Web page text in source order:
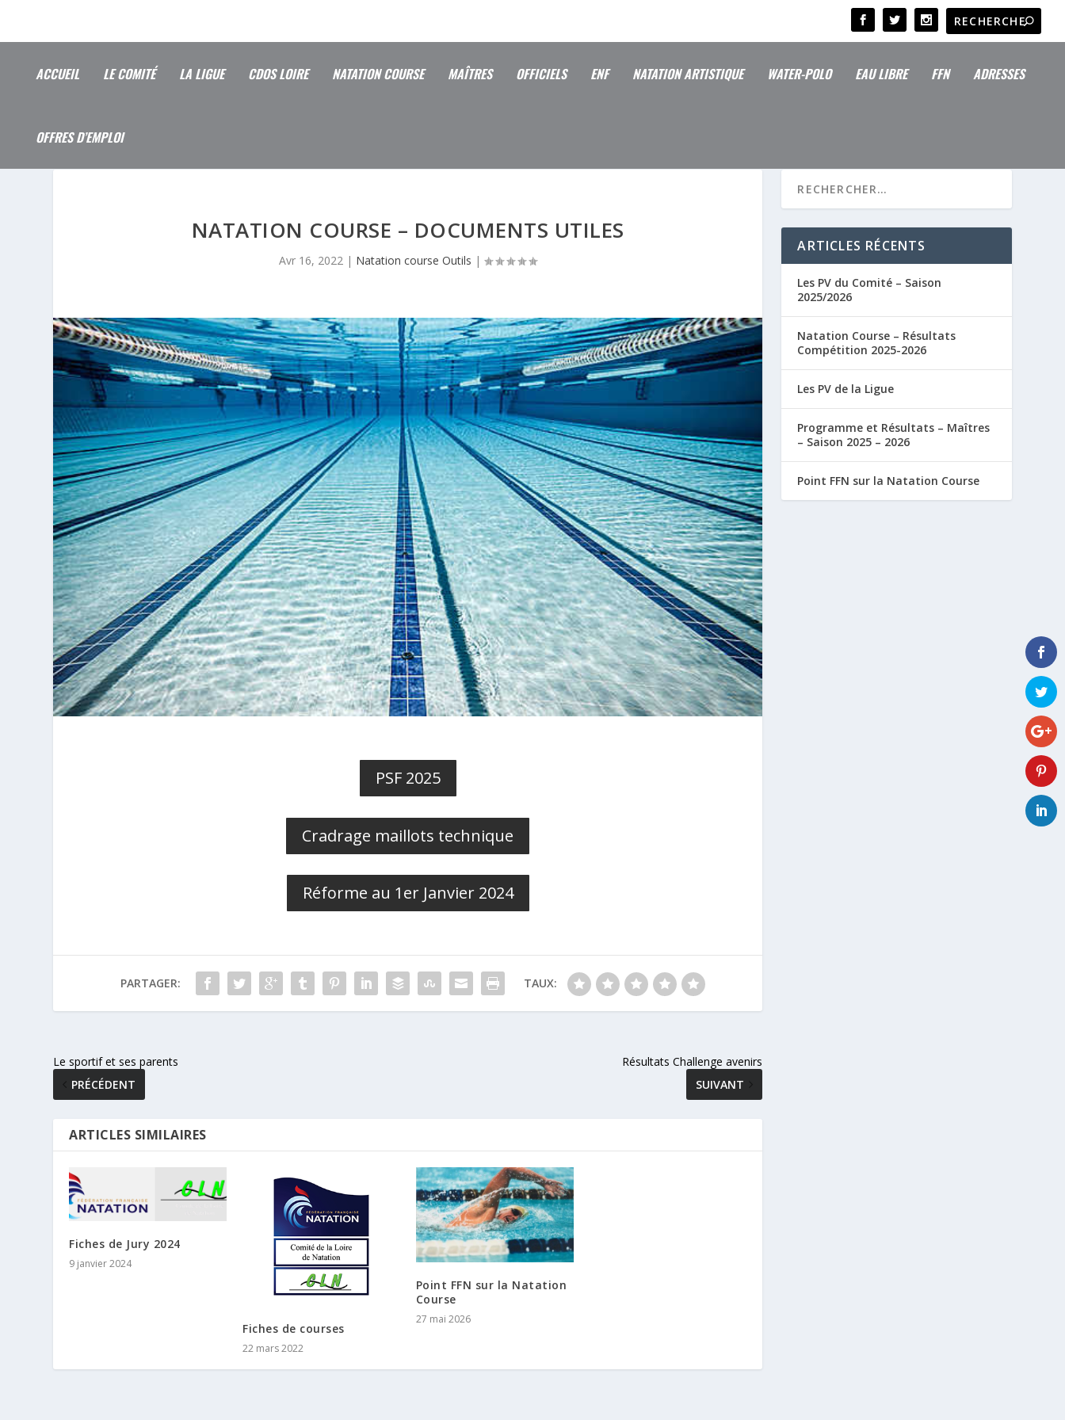
ACCUEIL LE COMITÉ LA LIGUE CDOS LOIRE NATATION COURSE MAÎTRES OFFICIELS ENF NATATION ARTISTIQUE WATER-POLO EAU LIBRE FFN ADRESSES
OFFRES D’EMPLOI
NATATION COURSE – DOCUMENTS UTILES
Avr 16, 2022 | Natation course Outils |
PSF 2025
Cradrage maillots technique
Réforme au 1er Janvier 2024
PARTAGER: TAUX:
Le sportif et ses parents
PRÉCÉDENT
Résultats Challenge avenirs
SUIVANT
ARTICLES SIMILAIRES
Fiches de Jury 2024
9 janvier 2024
Fiches de courses
22 mars 2022
Point FFN sur la Natation
Course
27 mai 2026
ARTICLES RÉCENTS
Les PV du Comité – Saison
2025/2026
Natation Course – Résultats
Compétition 2025-2026
Les PV de la Ligue
Programme et Résultats – Maîtres
– Saison 2025 – 2026
Point FFN sur la Natation Course